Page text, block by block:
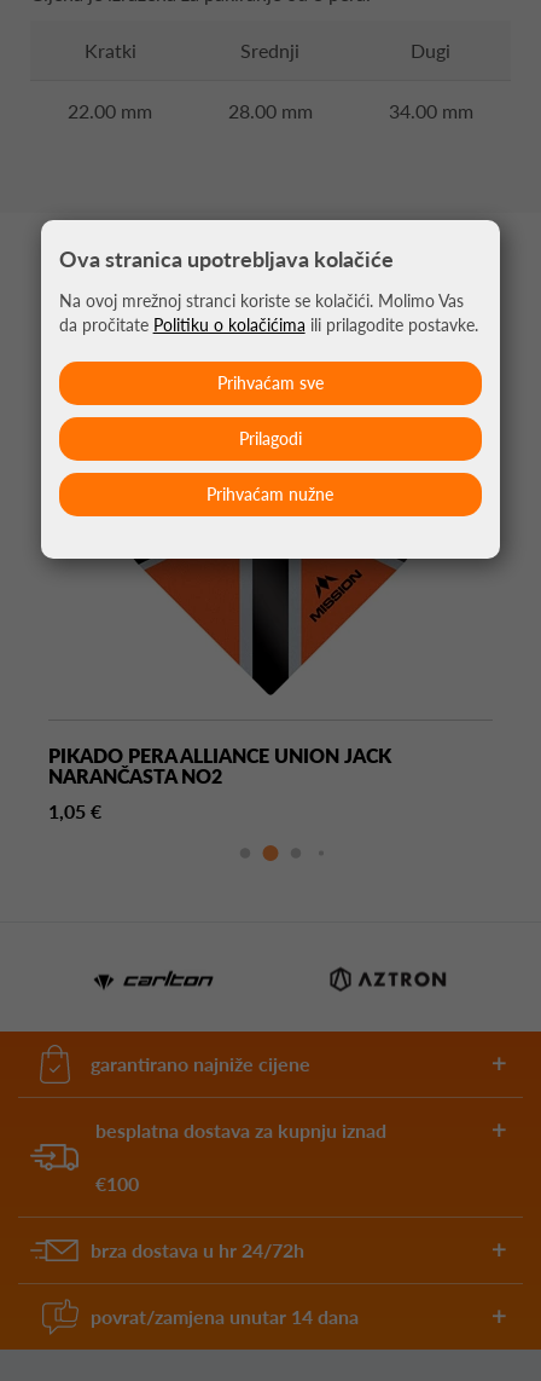
Kratki Srednji Dugi
22.00 mm 28.00 mm 34.00 mm
MOŽDA VAS ZANIMA
PIKADO PERA ALLIANCE UNION JACK
NARANČASTA NO2
1,05 €
garantirano najniže cijene
besplatna dostava za kupnju iznad
€100
brza dostava u hr 24/72h
povrat/zamjena unutar 14 dana
Ova stranica upotrebljava kolačiće
Na ovoj mrežnoj stranci koriste se kolačići. Molimo Vas
da pročitate Politiku o kolačićima ili prilagodite postavke.
Prihvaćam nužne
Prilagodi
Prihvaćam sve